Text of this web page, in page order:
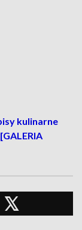
kulinarne